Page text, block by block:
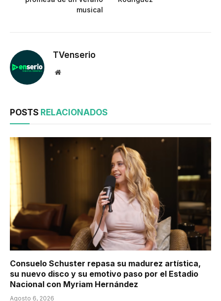
musical
TVenserio
Website
POSTS RELACIONADOS
Consuelo Schuster repasa su madurez artística,
su nuevo disco y su emotivo paso por el Estadio
Nacional con Myriam Hernández
Agosto 6, 2026